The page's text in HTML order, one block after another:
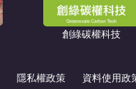
創綠碳權科技
隱私權政策 資料使用政